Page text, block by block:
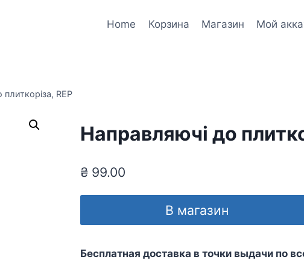
Home Корзина Магазин Мой
REP
Направляючі до
₴99.00
В магазин
Бесплатная доставка в точки выдачи по